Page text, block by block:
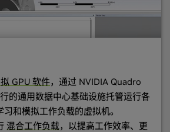
GPU 软件，通过 NVIDIA Quadro
的通用数据中心基础设施托管运行各
和模拟工作负载的虚拟机。
混合工作负载，以提高工作效率、更